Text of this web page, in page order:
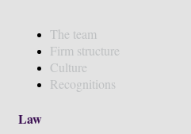
The team
Firm structure
Culture
Recognitions
Law